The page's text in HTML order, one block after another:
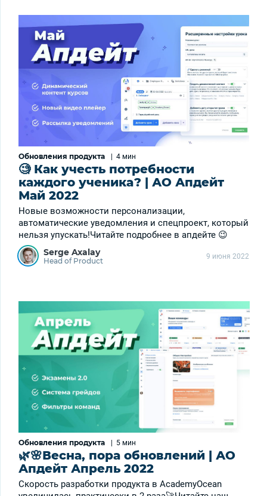
Обновления продукта 4 мин
🧐 Как учесть потребности
каждого ученика? | АО Апдейт
Май 2022
Новые возможности персонализации,
автоматические уведомления и спецпроект, который
нельзя упускать!Читайте подробнее в апдейте 😉
Serge Axalay
Head of Product 9 июня 2022
Обновления продукта 5 мин
🌿🌸Весна, пора обновлений | АО
Апдейт Апрель 2022
Скорость разработки продукта в AcademyOcean